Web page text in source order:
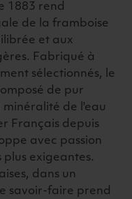
1883 rend
de la framboise
et aux
Fabriqué à
sélectionnés, le
de pur
minéralité de l'eau
Français depuis
avec passion
exigeantes.
dans un
savoir-faire prend